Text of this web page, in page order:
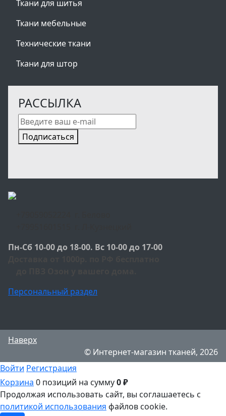
Ткани для шитья
Ткани мебельные
Технические ткани
Ткани для штор
РАССЫЛКА
Подписаться
Пн-Сб 10-00 до 18-00. Вс 10-00 до 17-00
Персональный раздел
Наверх
© Интернет-магазин тканей, 2026
Войти Регистрация
Корзина 0 позиций на сумму0 ₽
Продолжая использовать сайт, вы соглашаетесь с
политикой использования файлов cookie.